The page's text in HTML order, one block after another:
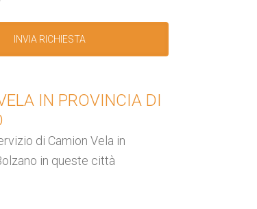
IN PROVINCIA DI
di Camion Vela in
in queste città